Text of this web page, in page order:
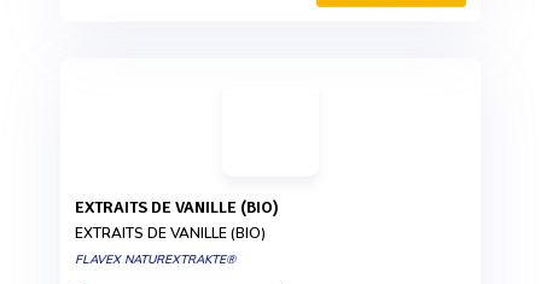
EXTRAITS DE VANILLE (BIO)
EXTRAITS DE VANILLE (BIO)
FLAVEX NATUREXTRAKTE®